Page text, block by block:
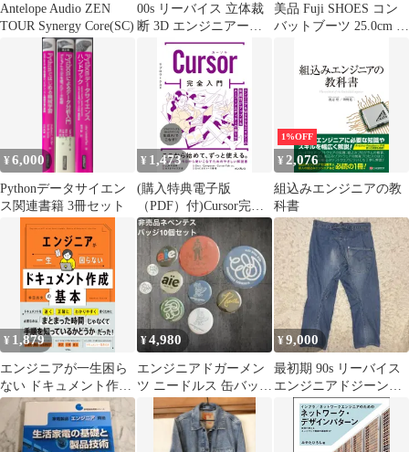
Antelope Audio ZEN
TOUR Synergy Core(SC)
00s リーバイス 立体裁
断 3D エンジニアード
ジーンズ デニムパンツ
美品 Fuji SHOES コン
バットブーツ 25.0cm 本
¥6,000
Pythonデータサイエン
ス関連書籍 3冊セット
¥ 1,473
(購入特典電子版
（PDF）付)Cursor完全
入門 エンジニア&Web
クリエイターの生産性
がアップするAIコード
エディターの操り方
1%OFF
¥ 2,076
組込みエンジニアの教
科書
¥ 1,879
エンジニアが一生困ら
ない ドキュメント作成
の基本
¥4,980
エンジニアドガーメン
ツ ニードルス 缶バッジ
ピンバッジ まとめ売り
¥9,000
最初期 90s リーバイス
エンジニアドジーンズ
LOOSE シンチバック